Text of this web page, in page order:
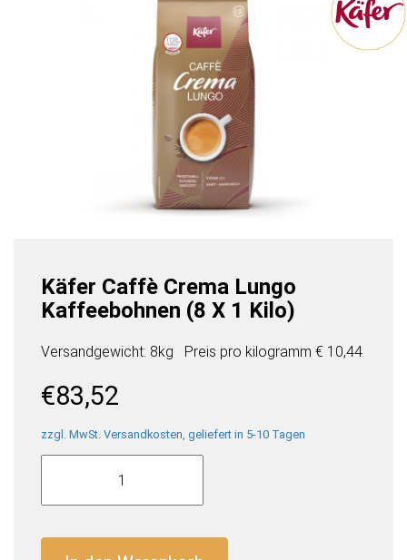
Käfer Caffè Crema Lungo
Kaffeebohnen (8 X 1 Kilo)
Versandgewicht: 8kg Preis pro kilogramm € 10,44
€83,52
zzgl. MwSt. Versandkosten, geliefert in 5-10 Tagen
Käfer
Crema